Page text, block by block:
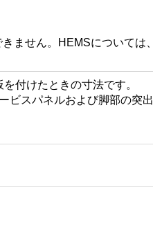
ません。HEMSについては、
付けたときの寸法です。
スパネルおよび脚部の突出